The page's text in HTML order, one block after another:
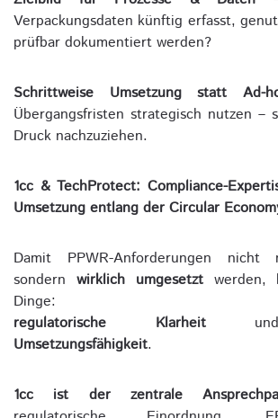
Verpackungsdaten künftig erfasst,
prüfbar dokumentiert werden?
Schrittweise Umsetzung statt Ad-
Übergangsfristen strategisch nutzen –
Druck nachzuziehen.
1cc & TechProtect: Compliance-
Umsetzung entlang der Circular
Damit PPWR-Anforderungen nicht
sondern wirklich umgesetztwerden,
Dinge:
regulatorische Klarheit
Umsetzungsfähigkeit.
1cc ist der zentrale